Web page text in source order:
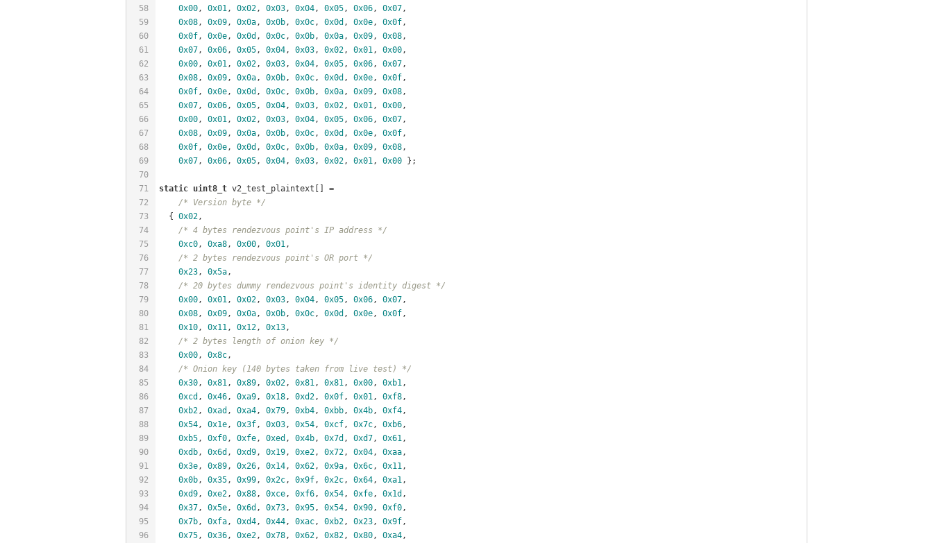
58
59
60
61
62
63
64
65
66
67
68
69
70
71
72
73
74
75
76
77
78
79
80
81
82
83
84
85
86
87
88
89
90
91
92
93
94
95
96
0x00, 0x01, 0x02, 0x03, 0x04, 0x05, 0x06, 0x07,
0x08, 0x09, 0x0a, 0x0b, 0x0c, 0x0d , 0x0e, 0x0f,
0x0f, 0x0e, 0x0d , 0x0c, 0x0b, 0x0a, 0x09, 0x08,
0x07, 0x06, 0x05, 0x04, 0x03, 0x02, 0x01, 0x00,
0x00, 0x01, 0x02, 0x03, 0x04, 0x05, 0x06, 0x07,
0x08, 0x09, 0x0a, 0x0b, 0x0c, 0x0d , 0x0e, 0x0f,
0x0f, 0x0e, 0x0d , 0x0c, 0x0b, 0x0a, 0x09, 0x08,
0x07, 0x06, 0x05, 0x04, 0x03, 0x02, 0x01, 0x00,
0x00, 0x01, 0x02, 0x03, 0x04, 0x05, 0x06, 0x07,
0x08, 0x09, 0x0a, 0x0b, 0x0c, 0x0d , 0x0e, 0x0f,
0x0f, 0x0e, 0x0d , 0x0c, 0x0b, 0x0a, 0x09, 0x08,
0x07, 0x06, 0x05, 0x04, 0x03, 0x02, 0x01, 0x00 };
static uint8_t v2_test_plaintext[] =
/* Version byte */
  {
0x02,
/* 4 bytes rendezvous point's IP address */
0xc0, 0xa8, 0x00, 0x01,
/* 2 bytes rendezvous point's OR port */
0x23, 0x5a,
/* 20 bytes dummy rendezvous point's identity digest */
0x00, 0x01, 0x02, 0x03, 0x04, 0x05, 0x06, 0x07,
0x08, 0x09, 0x0a, 0x0b, 0x0c, 0x0d , 0x0e, 0x0f,
0x10, 0x11, 0x12, 0x13,
/* 2 bytes length of onion key */
0x00, 0x8c,
/* Onion key (140 bytes taken from live test) */
0x30, 0x81, 0x89, 0x02, 0x81, 0x81, 0x00, 0xb1,
0xcd , 0x46, 0xa9, 0x18, 0xd2, 0x0f, 0x01, 0xf8,
0xb2, 0xad , 0xa4, 0x79, 0xb4, 0xbb, 0x4b, 0xf4,
0x54, 0x1e, 0x3f, 0x03, 0x54, 0xcf, 0x7c, 0xb6,
0xb5, 0xf0, 0xfe, 0xed , 0x4b, 0x7d , 0xd7, 0x61,
0xdb, 0x6d , 0xd9, 0x19, 0xe2, 0x72, 0x04, 0xaa,
0x3e, 0x89, 0x26, 0x14, 0x62, 0x9a, 0x6c, 0x11,
0x0b, 0x35, 0x99, 0x2c, 0x9f, 0x2c, 0x64, 0xa1,
0xd9, 0xe2, 0x88, 0xce, 0xf6, 0x54, 0xfe, 0x1d ,
0x37, 0x5e, 0x6d , 0x73, 0x95, 0x54, 0x90, 0xf0,
0x7b, 0xfa, 0xd4, 0x44, 0xac, 0xb2, 0x23, 0x9f,
0x75, 0x36, 0xe2, 0x78, 0x62, 0x82, 0x80, 0xa4,